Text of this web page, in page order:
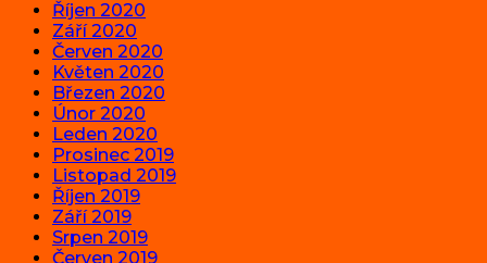
Říjen 2020
Září 2020
Červen 2020
Květen 2020
Březen 2020
Únor 2020
Leden 2020
Prosinec 2019
Listopad 2019
Říjen 2019
Září 2019
Srpen 2019
Červen 2019